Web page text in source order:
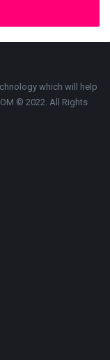
which will help
© 2022. All Rights